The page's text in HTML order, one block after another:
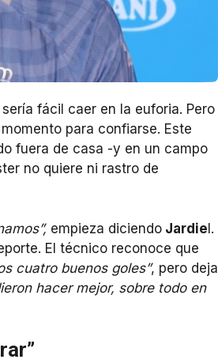
fácil caer en la euforia. Pero
para confiarse. Este
fuera de casa -y en un campo
no quiere ni rastro de
empieza diciendo Jardiel.
El técnico reconoce que
cuatro buenos goles”, pero deja
hacer mejor, sobre todo en